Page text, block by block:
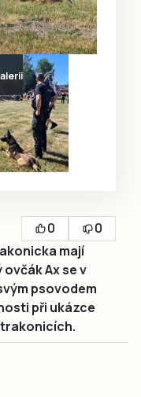
0
0
mají
Ax se v
psovodem
při ukázce